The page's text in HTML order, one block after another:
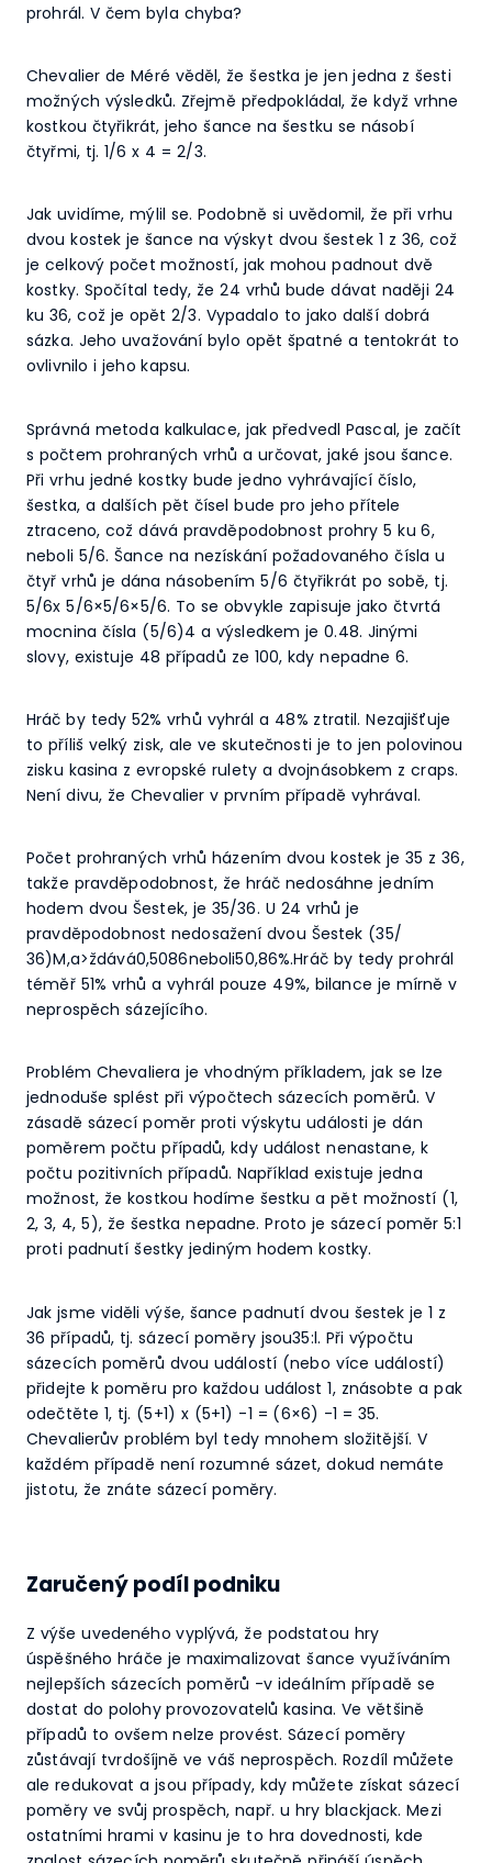
prohrál. V čem byla chyba?
Chevalier de Méré věděl, že šestka je jen jedna z šesti
možných výsledků. Zřejmě předpokládal, že když vrhne
kostkou čtyřikrát, jeho šance na šestku se násobí
čtyřmi, tj. 1/6 x 4 = 2/3.
Jak uvidíme, mýlil se. Podobně si uvědomil, že při vrhu
dvou kostek je šance na výskyt dvou šestek 1 z 36, což
je celkový počet možností, jak mohou padnout dvě
kostky. Spočítal tedy, že 24 vrhů bude dávat naději 24
ku 36, což je opět 2/3. Vypadalo to jako další dobrá
sázka. Jeho uvažování bylo opět špatné a tentokrát to
ovlivnilo i jeho kapsu.
Správná metoda kalkulace, jak předvedl Pascal, je začít
s počtem prohraných vrhů a určovat, jaké jsou šance.
Při vrhu jedné kostky bude jedno vyhrávající číslo,
šestka, a dalších pět čísel bude pro jeho přítele
ztraceno, což dává pravděpodobnost prohry 5 ku 6,
neboli 5/6. Šance na nezískání požadovaného čísla u
čtyř vrhů je dána násobením 5/6 čtyřikrát po sobě, tj.
5/6x 5/6×5/6×5/6. To se obvykle zapisuje jako čtvrtá
mocnina čísla (5/6)4 a výsledkem je 0.48. Jinými
slovy, existuje 48 případů ze 100, kdy nepadne 6.
Hráč by tedy 52% vrhů vyhrál a 48% ztratil. Nezajišťuje
to příliš velký zisk, ale ve skutečnosti je to jen polovinou
zisku kasina z evropské rulety a dvojnásobkem z craps.
Není divu, že Chevalier v prvním případě vyhrával.
Počet prohraných vrhů házením dvou kostek je 35 z 36,
takže pravděpodobnost, že hráč nedosáhne jedním
hodem dvou Šestek, je 35/36. U 24 vrhů je
pravděpodobnost nedosažení dvou Šestek (35/
36)M,a>ždává0,5086neboli50,86%.Hráč by tedy prohrál
téměř 51% vrhů a vyhrál pouze 49%, bilance je mírně v
neprospěch sázejícího.
Problém Chevaliera je vhodným příkladem, jak se lze
jednoduše splést při výpočtech sázecích poměrů. V
zásadě sázecí poměr proti výskytu události je dán
poměrem počtu případů, kdy událost nenastane, k
počtu pozitivních případů. Například existuje jedna
možnost, že kostkou hodíme šestku a pět možností (1,
2, 3, 4, 5), že šestka nepadne. Proto je sázecí poměr 5:1
proti padnutí šestky jediným hodem kostky.
Jak jsme viděli výše, šance padnutí dvou šestek je 1 z
36 případů, tj. sázecí poměry jsou35:l. Při výpočtu
sázecích poměrů dvou událostí (nebo více událostí)
přidejte k poměru pro každou událost 1, znásobte a pak
odečtěte 1, tj. (5+1) x (5+1) -1 = (6×6) -1 = 35.
Chevalierův problém byl tedy mnohem složitější. V
každém případě není rozumné sázet, dokud nemáte
jistotu, že znáte sázecí poměry.
Zaručený podíl podniku
Z výše uvedeného vyplývá, že podstatou hry
úspěšného hráče je maximalizovat šance využíváním
nejlepších sázecích poměrů -v ideálním případě se
dostat do polohy provozovatelů kasina. Ve většině
případů to ovšem nelze provést. Sázecí poměry
zůstávají tvrdošíjně ve váš neprospěch. Rozdíl můžete
ale redukovat a jsou případy, kdy můžete získat sázecí
poměry ve svůj prospěch, např. u hry blackjack. Mezi
ostatními hrami v kasinu je to hra dovednosti, kde